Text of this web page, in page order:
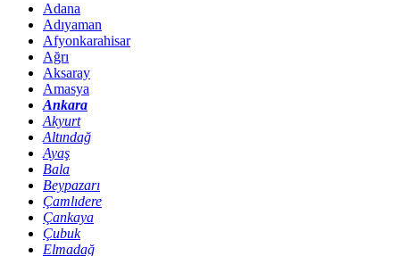
Adana
Adıyaman
Afyonkarahisar
Ağrı
Aksaray
Amasya
Ankara
Akyurt
Altındağ
Ayaş
Bala
Beypazarı
Çamlıdere
Çankaya
Çubuk
Elmadağ